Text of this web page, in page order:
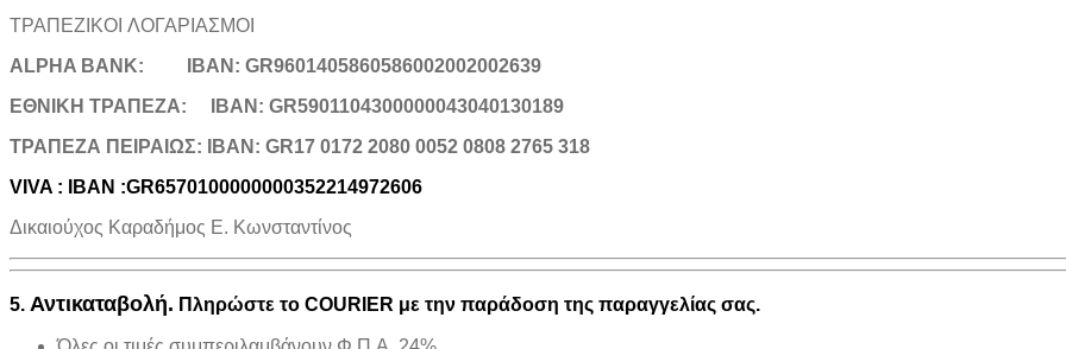
ΤΡΑΠΕΖΙΚOI ΛΟΓΑΡΙΑΣΜΟΙ
ALPHA BANK:
IBAN: GR9601405860586002002002639
ΕΘΝΙΚΗ ΤΡΑΠΕΖΑ:
IBAN: GR5901104300000043040130189
TΡΑΠΕΖΑ ΠΕΙΡΑΙΩΣ: IBAN: GR17 0172 2080 0052 0808 2765 318
VIVA : IBAN :GR6570100000000352214972606
Δικαιούχος Καραδήμος Ε. Κωνσταντίνος
5. Αντικαταβολή. Πληρώστε το COURIER με την παράδοση της παραγγελίας σας.